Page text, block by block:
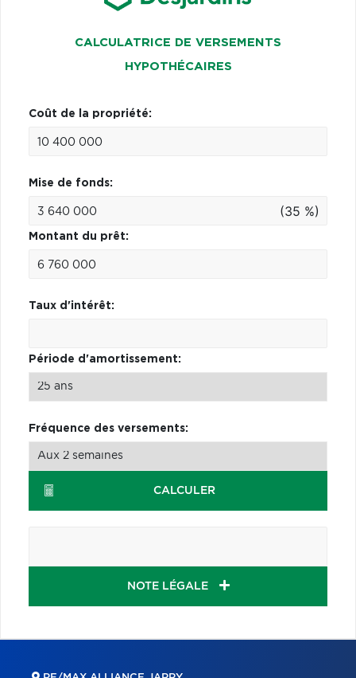
CALCULATRICE DE VERSEMENTS
HYPOTHÉCAIRES
Coût de la propriété:
Mise de fonds:
(35 %)
Montant du prêt:
Taux d'intérêt:
Période d'amortissement:
Fréquence des versements:
CALCULER
NOTE LÉGALE